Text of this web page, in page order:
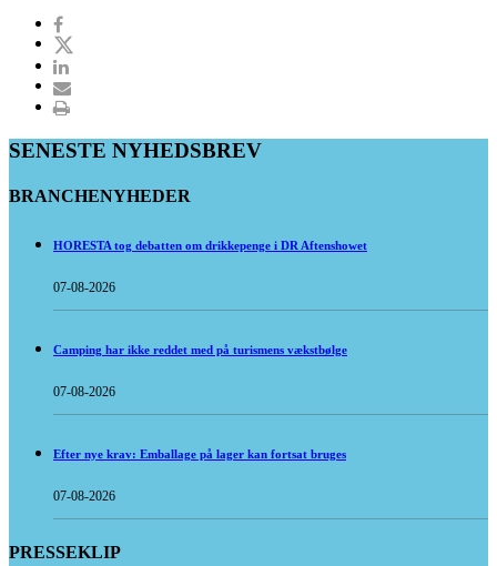
SENESTE NYHEDSBREV
BRANCHENYHEDER
HORESTA tog debatten om drikkepenge i DR Aftenshowet
07-08-2026
Camping har ikke reddet med på turismens vækstbølge
07-08-2026
Efter nye krav: Emballage på lager kan fortsat bruges
07-08-2026
PRESSEKLIP